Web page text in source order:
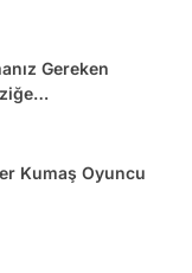
Gereken
Kumaş Oyuncu